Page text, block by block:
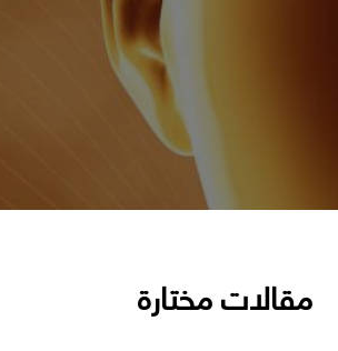
مقالات مختارة